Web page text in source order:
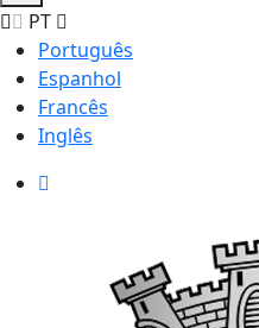
PT
Português
Espanhol
Francês
Inglês